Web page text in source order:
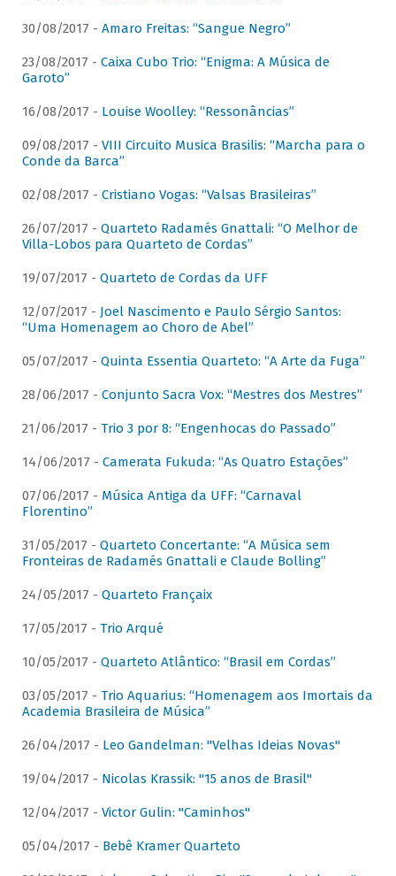
30/08/2017 - Amaro Freitas: “Sangue Negro”
23/08/2017 - Caixa Cubo Trio: “Enigma: A Música de
Garoto”
16/08/2017 - Louise Woolley: “Ressonâncias”
09/08/2017 - VIII Circuito Musica Brasilis: “Marcha para o
Conde da Barca”
02/08/2017 - Cristiano Vogas: “Valsas Brasileiras”
26/07/2017 - Quarteto Radamés Gnattali: “O Melhor de
Villa-Lobos para Quarteto de Cordas”
19/07/2017 - Quarteto de Cordas da UFF
12/07/2017 - Joel Nascimento e Paulo Sérgio Santos:
“Uma Homenagem ao Choro de Abel”
05/07/2017 - Quinta Essentia Quarteto: “A Arte da Fuga”
28/06/2017 - Conjunto Sacra Vox: “Mestres dos Mestres”
21/06/2017 - Trio 3 por 8: “Engenhocas do Passado”
14/06/2017 - Camerata Fukuda: “As Quatro Estações”
07/06/2017 - Música Antiga da UFF: “Carnaval
Florentino”
31/05/2017 - Quarteto Concertante: “A Música sem
Fronteiras de Radamés Gnattali e Claude Bolling”
24/05/2017 - Quarteto Françaix
17/05/2017 - Trio Arqué
10/05/2017 - Quarteto Atlântico: “Brasil em Cordas”
03/05/2017 - Trio Aquarius: “Homenagem aos Imortais da
Academia Brasileira de Música”
26/04/2017 - Leo Gandelman: "Velhas Ideias Novas"
19/04/2017 - Nicolas Krassik: "15 anos de Brasil"
12/04/2017 - Victor Gulin: "Caminhos"
05/04/2017 - Bebê Kramer Quarteto